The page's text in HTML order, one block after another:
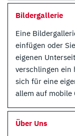
Bildergallerie
Eine
einfügen oder
eigenen
verschlingen ein
sich für eine
allem auf mobile
Über Uns